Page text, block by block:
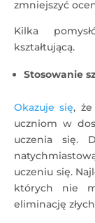
zmniejszyć
Kilka
kształtującą.
Stosowanie
Okazuje się,
uczniom w
uczenia się.
uczeniu się.
których nie
eliminację